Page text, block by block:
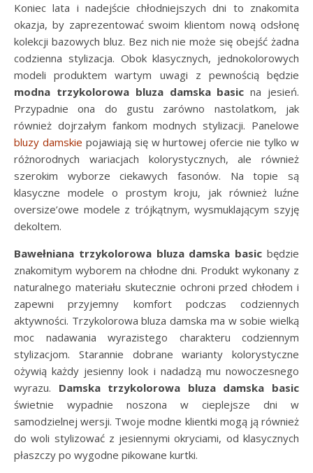
Koniec lata i nadejście chłodniejszych dni to znakomita
okazja, by zaprezentować swoim klientom nową odsłonę
kolekcji bazowych bluz. Bez nich nie może się obejść żadna
codzienna stylizacja. Obok klasycznych, jednokolorowych
modeli produktem wartym uwagi z pewnością będzie
modna trzykolorowa bluza damska basic na jesień.
Przypadnie ona do gustu zarówno nastolatkom, jak
również dojrzałym fankom modnych stylizacji. Panelowe
bluzy damskie pojawiają się w hurtowej ofercie nie tylko w
różnorodnych wariacjach kolorystycznych, ale również
szerokim wyborze ciekawych fasonów. Na topie są
klasyczne modele o prostym kroju, jak również luźne
oversize’owe modele z trójkątnym, wysmuklającym szyję
dekoltem.
Bawełniana trzykolorowa bluza damska basic będzie
znakomitym wyborem na chłodne dni. Produkt wykonany z
naturalnego materiału skutecznie ochroni przed chłodem i
zapewni przyjemny komfort podczas codziennych
aktywności. Trzykolorowa bluza damska ma w sobie wielką
moc nadawania wyrazistego charakteru codziennym
stylizacjom. Starannie dobrane warianty kolorystyczne
ożywią każdy jesienny look i nadadzą mu nowoczesnego
wyrazu. Damska trzykolorowa bluza damska basic
świetnie wypadnie noszona w cieplejsze dni w
samodzielnej wersji. Twoje modne klientki mogą ją również
do woli stylizować z jesiennymi okryciami, od klasycznych
płaszczy po wygodne pikowane kurtki.